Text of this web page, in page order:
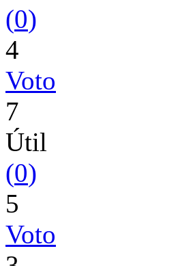
(0)
4
Voto
7
Útil
(0)
5
Voto